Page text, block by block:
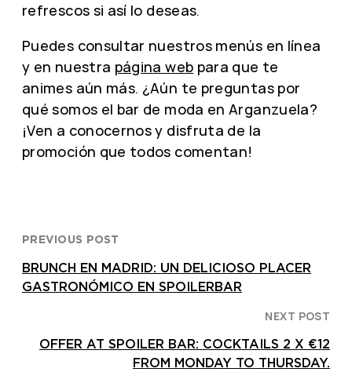
refrescos si así lo deseas.
Puedes consultar nuestros menús en línea
y en nuestra página web para que te
animes aún más. ¿Aún te preguntas por
qué somos el bar de moda en Arganzuela?
¡Ven a conocernos y disfruta de la
promoción que todos comentan!
PREVIOUS POST
BRUNCH EN MADRID: UN DELICIOSO PLACER
GASTRONÓMICO EN SPOILERBAR
NEXT POST
OFFER AT SPOILER BAR: COCKTAILS 2 X €12
FROM MONDAY TO THURSDAY.